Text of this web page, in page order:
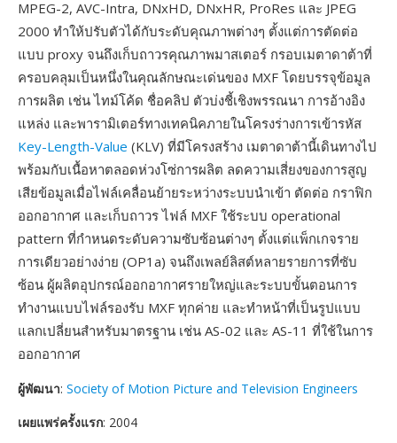
MPEG-2, AVC-Intra, DNxHD, DNxHR, ProRes และ JPEG
2000 ทำให้ปรับตัวได้กับระดับคุณภาพต่างๆ ตั้งแต่การตัดต่อ
แบบ proxy จนถึงเก็บถาวรคุณภาพมาสเตอร์ กรอบเมตาดาต้าที่
ครอบคลุมเป็นหนึ่งในคุณลักษณะเด่นของ MXF โดยบรรจุข้อมูล
การผลิต เช่น ไทม์โค้ด ชื่อคลิป ตัวบ่งชี้เชิงพรรณนา การอ้างอิง
แหล่ง และพารามิเตอร์ทางเทคนิคภายในโครงร่างการเข้ารหัส
Key-Length-Value (KLV) ที่มีโครงสร้าง เมตาดาต้านี้เดินทางไป
พร้อมกับเนื้อหาตลอดห่วงโซ่การผลิต ลดความเสี่ยงของการสูญ
เสียข้อมูลเมื่อไฟล์เคลื่อนย้ายระหว่างระบบนำเข้า ตัดต่อ กราฟิก
ออกอากาศ และเก็บถาวร ไฟล์ MXF ใช้ระบบ operational
pattern ที่กำหนดระดับความซับซ้อนต่างๆ ตั้งแต่แพ็กเกจราย
การเดียวอย่างง่าย (OP1a) จนถึงเพลย์ลิสต์หลายรายการที่ซับ
ซ้อน ผู้ผลิตอุปกรณ์ออกอากาศรายใหญ่และระบบขั้นตอนการ
ทำงานแบบไฟล์รองรับ MXF ทุกค่าย และทำหน้าที่เป็นรูปแบบ
แลกเปลี่ยนสำหรับมาตรฐาน เช่น AS-02 และ AS-11 ที่ใช้ในการ
ออกอากาศ
ผู้พัฒนา: Society of Motion Picture and Television Engineers
เผยแพร่ครั้งแรก: 2004